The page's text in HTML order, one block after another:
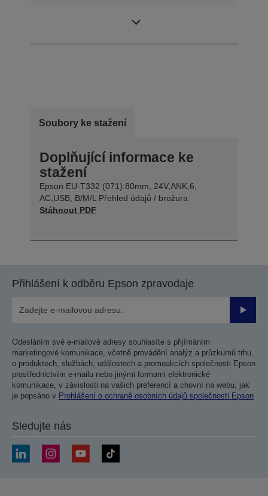
Soubory ke stažení
Doplňující informace ke
stažení
Epson EU-T332 (071):80mm, 24V,ANK,6,
AC,USB, B/M/L Přehled údajů / brožura
Stáhnout PDF
Přihlášení k odběru Epson zpravodaje
Odesláním své e-mailové adresy souhlasíte s přijímáním
marketingové komunikace, včetně provádění analýz a průzkumů trhu,
o produktech, službách, událostech a promoakcích společnosti Epson
prostřednictvím e-mailu nebo jinými formami elektronické
komunikace, v závislosti na vašich preferencí a chovní na webu, jak
je popsáno v Prohlášení o ochraně osobních údajů společnosti Epson
Sledujte nás